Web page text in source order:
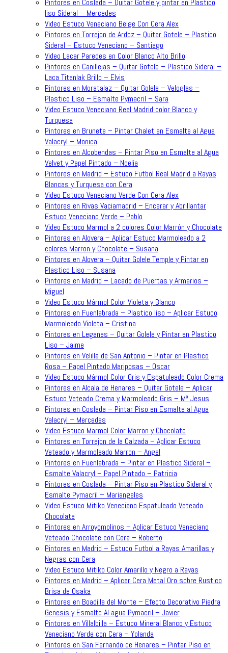
Pintores en Coslada – Quitar Gotele y pintar en Plastico
liso Sideral – Mercedes
Video Estuco Veneciano Beige Con Cera Alex
Pintores en Torrejon de Ardoz – Quitar Gotele – Plastico
Sideral – Estuco Veneciano – Santiago
Video Lacar Paredes en Color Blanco Alto Brillo
Pintores en Canillejas – Quitar Gotele – Plastico Sideral –
Laca Titanlak Brillo – Elvis
Pintores en Moratalaz – Quitar Golele – Veloglas –
Plastico Liso – Esmalte Pymacril – Sara
Video Estuco Veneciano Real Madrid color Blanco y
Turquesa
Pintores en Brunete – Pintar Chalet en Esmalte al Agua
Valacryl – Monica
Pintores en Alcobendas – Pintar Piso en Esmalte al Agua
Velvet y Papel Pintado – Noelia
Pintores en Madrid – Estuco Futbol Real Madrid a Rayas
Blancas y Turquesa con Cera
Video Estuco Veneciano Verde Con Cera Alex
Pintores en Rivas Vaciamadrid – Encerar y Abrillantar
Estuco Veneciano Verde – Pablo
Video Estuco Marmol a 2 colores Color Marrón y Chocolate
Pintores en Alovera – Aplicar Estuco Marmoleado a 2
colores Marron y Chocolate – Susana
Pintores en Alovera – Quitar Golele Temple y Pintar en
Plastico Liso – Susana
Pintores en Madrid – Lacado de Puertas y Armarios –
Miguel
Video Estuco Mármol Color Violeta y Blanco
Pintores en Fuenlabrada – Plastico liso – Aplicar Estuco
Marmoleado Violeta – Cristina
Pintores en Leganes – Quitar Golele y Pintar en Plastico
Liso – Jaime
Pintores en Velilla de San Antonio – Pintar en Plastico
Rosa – Papel Pintado Mariposas – Oscar
Video Estuco Mármol Color Gris y Espatuleado Color Crema
Pintores en Alcala de Henares – Quitar Gotele – Aplicar
Estuco Veteado Crema y Marmoleado Gris – Mª Jesus
Pintores en Coslada – Pintar Piso en Esmalte al Agua
Valacryl – Mercedes
Video Estuco Marmol Color Marron y Chocolate
Pintores en Torrejon de la Calzada – Aplicar Estuco
Veteado y Marmoleado Marron – Angel
Pintores en Fuenlabrada – Pintar en Plastico Sideral –
Esmalte Valacryl – Papel Pintado – Patricia
Pintores en Coslada – Pintar Piso en Plastico Sideral y
Esmalte Pymacril – Mariangeles
Video Estuco Mitiko Veneciano Espatuleado Veteado
Chocolate
Pintores en Arroyomolinos – Aplicar Estuco Veneciano
Veteado Chocolate con Cera – Roberto
Pintores en Madrid – Estuco Futbol a Rayas Amarillas y
Negras con Cera
Video Estuco Mitiko Color Amarillo y Negro a Rayas
Pintores en Madrid – Aplicar Cera Metal Oro sobre Rustico
Brisa de Osaka
Pintores en Boadilla del Monte – Efecto Decorativo Piedra
Genesis y Esmalte Al agua Pymacril – Javier
Pintores en Villalbilla – Estuco Mineral Blanco y Estuco
Veneciano Verde con Cera – Yolanda
Pintores en San Fernando de Henares – Pintar Piso en